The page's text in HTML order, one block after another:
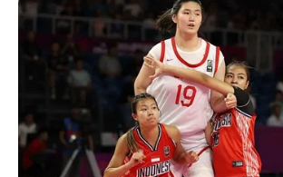
PostedFriss hírek
Isten veled, magyar
a sokmilliós